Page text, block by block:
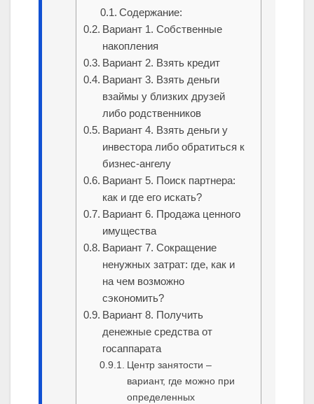
Содержание:
Вариант 1. Собственные
накопления
Вариант 2. Взять кредит
Вариант 3. Взять деньги
взаймы у близких друзей
либо родственников
Вариант 4. Взять деньги у
инвестора либо обратиться к
бизнес-ангелу
Вариант 5. Поиск партнера:
как и где его искать?
Вариант 6. Продажа ценного
имущества
Вариант 7. Сокращение
ненужных затрат: где, как и
на чем возможно
сэкономить?
Вариант 8. Получить
денежные средства от
госаппарата
Центр занятости –
вариант, где можно при
определенных